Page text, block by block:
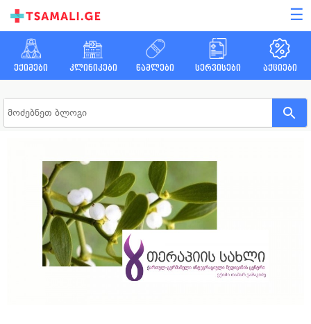
☰
ექიმები კლინიკები წამლები სერვისები აქციები